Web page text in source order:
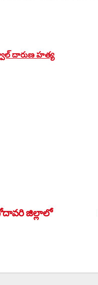
దారుణ హత్య
జిల్లాలో